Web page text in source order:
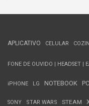
APLICATIVO CELULAR
FONE DE OUVIDO | HEADSET |
iPHONE LG NOTEBOOK PC
SONY STAR WARS STEAM